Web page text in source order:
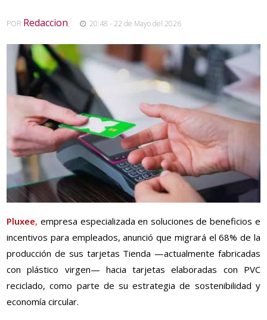
POR Redaccion, 20:48 - 22 de Mayo del 2026
Pluxee, empresa especializada en soluciones de beneficios e
incentivos para empleados, anunció que migrará el 68% de la
producción de sus tarjetas Tienda —actualmente fabricadas
con plástico virgen— hacia tarjetas elaboradas con PVC
reciclado, como parte de su estrategia de sostenibilidad y
economía circular.